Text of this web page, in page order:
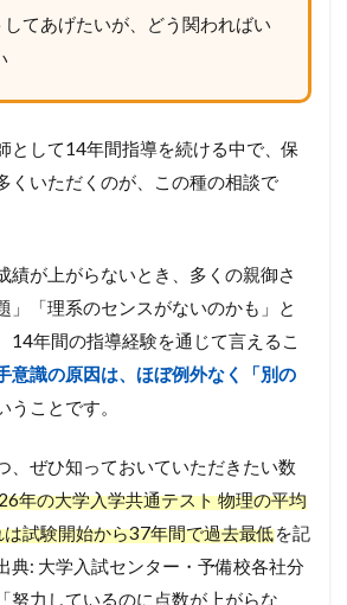
てあげたいが、どう関わればい
として14年間指導を続ける中で、保
くいただくのが、この種の相談で
績が上がらないとき、多くの親御さ
」「理系のセンスがないのかも」と
14年間の指導経験を通じて言えるこ
意識の原因は、ほぼ例外なく「別の
うことです。
、ぜひ知っておいていただきたい数
年の大学入学共通テスト 物理の平均
試験開始から37年間で過去最低を記
典: 大学入試センター・予備校各社分
努力しているのに点数が上がらな